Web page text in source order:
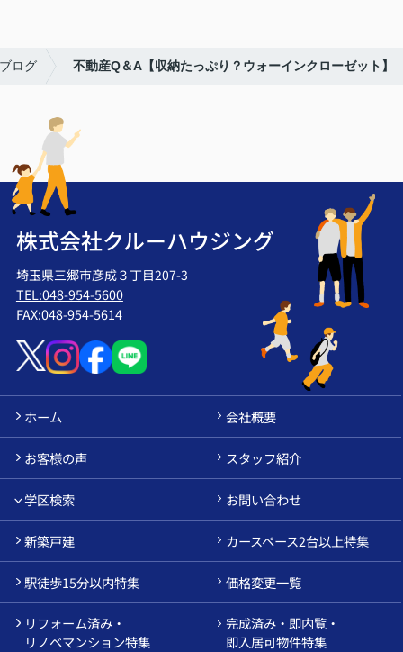
ブログ 不動産Q＆A【収納たっぷり？ウォーインクローゼット】
株式会社クルーハウジング
埼玉県三郷市彦成３丁目207-3
TEL:048-954-5600
FAX:048-954-5614
ホーム 会社概要
お客様の声 スタッフ紹介
学区検索 お問い合わせ
新築戸建 カースペース2台以上特集
駅徒歩15分以内特集 価格変更一覧
リフォーム済み・
リノベマンション特集
完成済み・即内覧・
即入居可物件特集